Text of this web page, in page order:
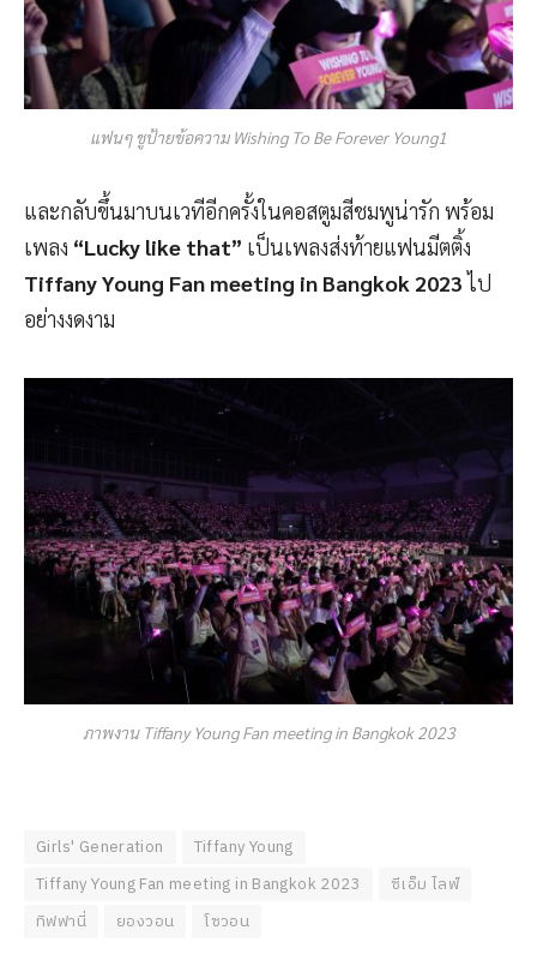
แฟนๆ ชูป้ายข้อความ Wishing To Be Forever Young1
และกลับขึ้นมาบนเวทีอีกครั้งในคอสตูมสีชมพูน่ารัก พร้อม
เพลง “Lucky like that” เป็นเพลงส่งท้ายแฟนมีตติ้ง
Tiffany Young Fan meeting in Bangkok 2023ไป
อย่างงดงาม
ภาพงาน Tiffany Young Fan meeting in Bangkok 2023
Girls' Generation
Tiffany Young
Tiffany Young Fan meeting in Bangkok 2023
ซีเอ็ม ไลฟ์
ทิฟฟานี่
ยองวอน โซวอน